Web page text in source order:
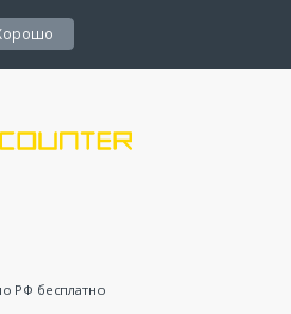
РФ бесплатно